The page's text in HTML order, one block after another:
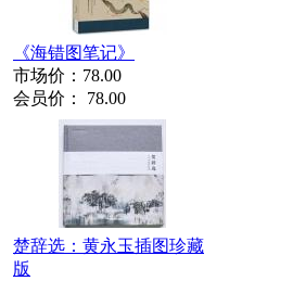
《海错图笔记》
市场价： 78.00
会员价： 78.00
楚辞选：黄永玉插图珍藏
版